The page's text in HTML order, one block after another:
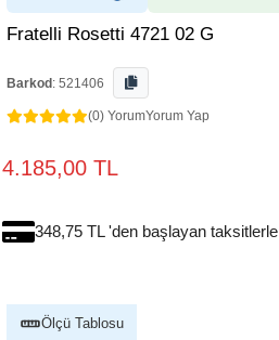
Fratelli Rosetti 4721 02 G
Barkod : 521406
(0) YorumYorum Yap
4.185,00 TL
348,75 TL 'den başlayan taksitlerle
Ölçü Tablosu